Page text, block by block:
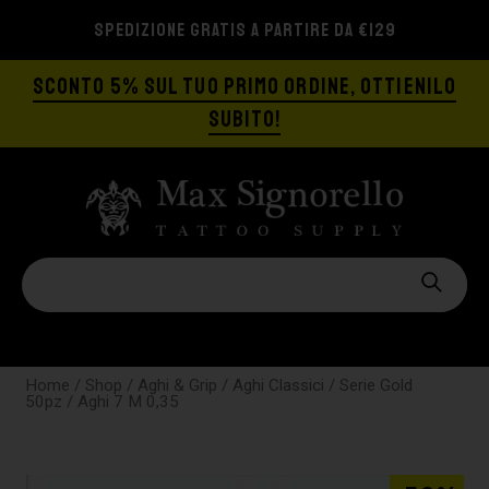
SPEDIZIONE GRATIS A PARTIRE DA €129
SCONTO 5% SUL TUO PRIMO ORDINE, OTTIENILO
SUBITO!
Home / Shop / Aghi & Grip / Aghi Classici / Serie Gold
50pz / Aghi 7 M 0,35